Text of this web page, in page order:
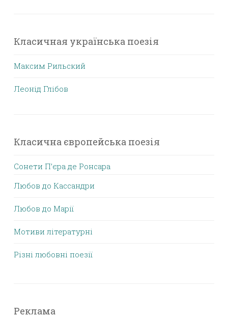
Класичная українська поезія
Максим Рильский
Леонід Глібов
Класична європейська поезія
Сонети П’єра де Ронсара
Любов до Кассандри
Любов до Марії
Мотиви літературні
Різні любовні поезії
Реклама